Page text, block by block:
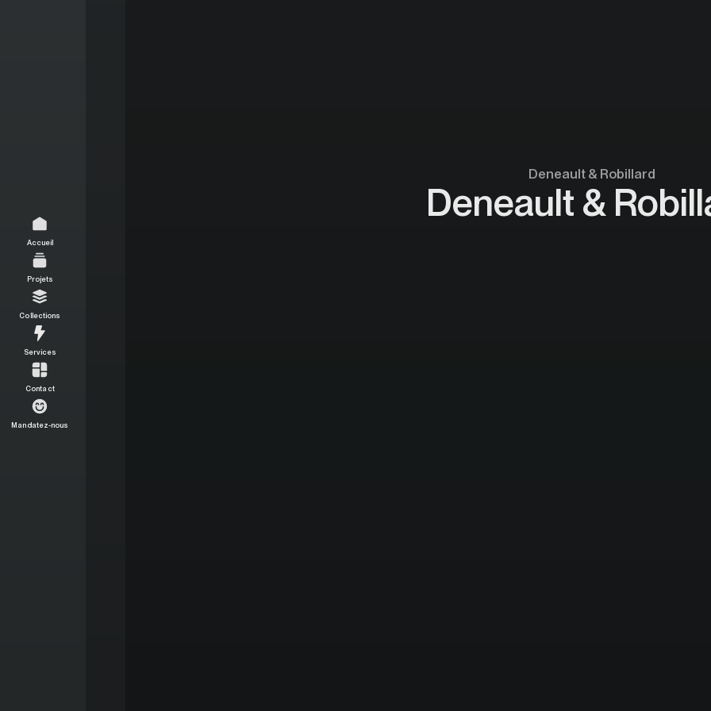
Accueil
Projets
Collections
Services
Contact
Mandatez-nous
Deneault & Robillard
Deneault &